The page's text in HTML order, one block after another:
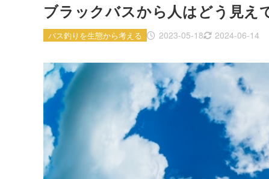
ブラックバスから人はどう見え
2023-05-18 2024-06-14
バス釣りを生態から考える